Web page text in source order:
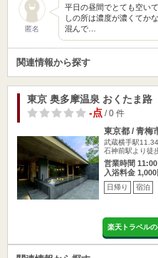
匿名
平日の昼間でとても空い
しの所は濃度が濃くてか
混んで…
関連情報から探す
東京 奥多摩温泉 おくたま路
-点/ 0 件
東京都 / 青梅
武蔵横手駅
石神前駅より徒
営業時間
入浴料金 1,000
日帰り 宿泊
楽天トラベル